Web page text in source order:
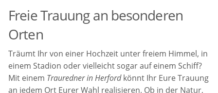
Freie Trauung an besonderen
Orten
Träumt Ihr von einer Hochzeit unter freiem Himmel, in
einem Stadion oder vielleicht sogar auf einem Schiff?
Mit einem Trauredner in Herfordkönnt Ihr Eure Trauung
an jedem Ort Eurer Wahl realisieren. Ob in der Natur,